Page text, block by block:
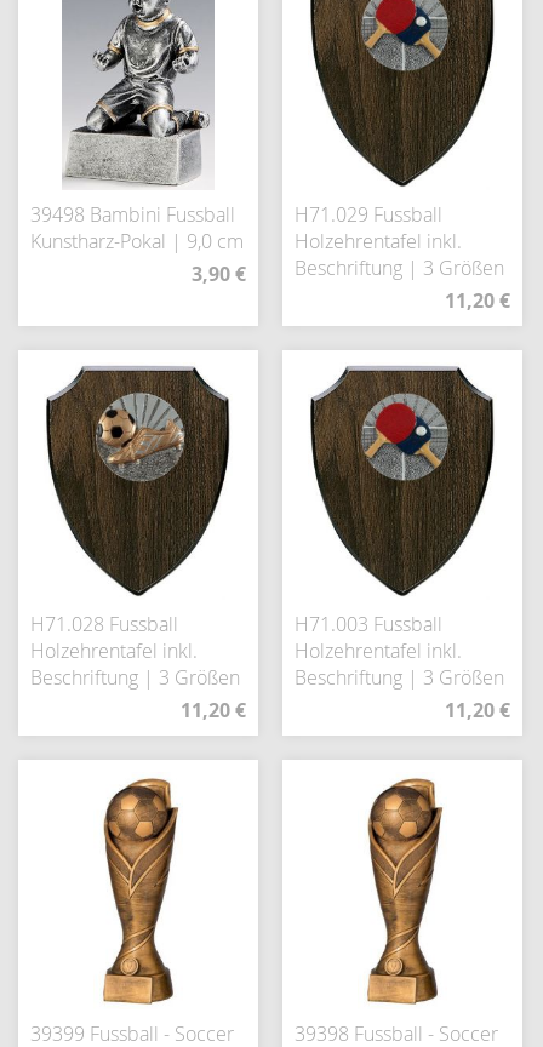
39498 Bambini Fussball
Kunstharz-Pokal | 9,0 cm
3,90 €
H71.029 Fussball
Holzehrentafel inkl.
Beschriftung | 3 Größen
11,20 €
H71.028 Fussball
Holzehrentafel inkl.
Beschriftung | 3 Größen
11,20 €
H71.003 Fussball
Holzehrentafel inkl.
Beschriftung | 3 Größen
11,20 €
39399 Fussball - Soccer
39398 Fussball - Soccer